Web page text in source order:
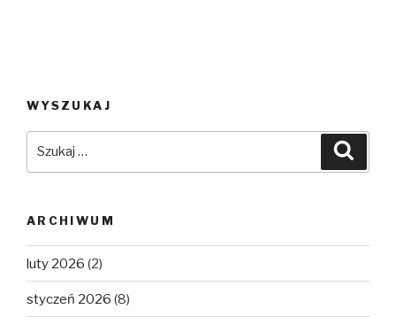
WYSZUKAJ
ARCHIWUM
luty 2026 (2)
styczeń 2026 (8)